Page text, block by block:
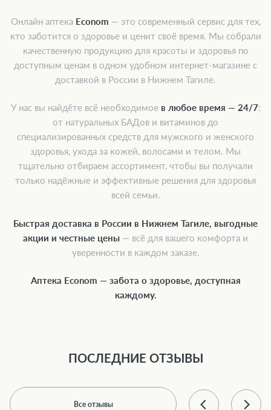
Онлайн аптека Econom — это современный сервис для тех,
кто заботится о здоровье и ценит своё время. Мы собрали
качественную продукцию для красоты и здоровья по
доступным ценам в одном удобном интернет-магазине с
доставкой в России в Нижнем Тагиле.
У нас вы найдёте всё необходимое в любое время — 24/7:
от натуральных БАДов и витаминов до
специализированных средств для мужского и женского
здоровья, ухода за кожей, волосами и телом. Мы
тщательно отбираем ассортимент, чтобы вы получали
только надёжные и эффективные решения для здоровья
всей семьи.
Быстрая доставка в России в Нижнем Тагиле, выгодные
акции и честные цены — всё для вашего комфорта и
уверенности в каждом заказе.
Аптека Econom — забота о здоровье, доступная
каждому.
ПОСЛЕДНИЕ ОТЗЫВЫ
Все отзывы